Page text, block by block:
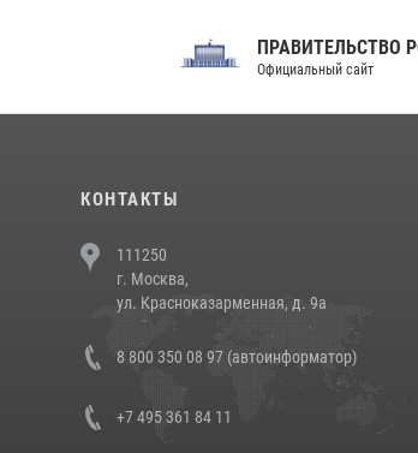
ПРАВИТЕЛЬСТВО РФ
Официальный сайт
КОНТАКТЫ
111250
г. Москва,
ул. Красноказарменная, д. 9а
8 800 350 08 97 (автоинформатор)
+7 495 361 84 11